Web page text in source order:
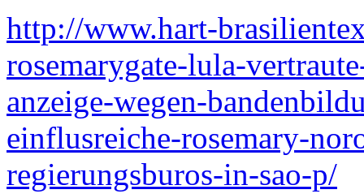
http://www.hart-
rosemarygate-lula-
anzeige-wegen-
einflusreiche-rosemary-
regierungsburos-in-sao-p/